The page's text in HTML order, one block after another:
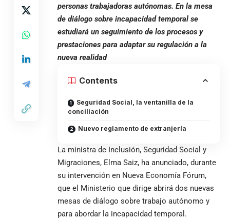
personas trabajadoras autónomas. En la mesa
de diálogo sobre incapacidad temporal se
estudiará un seguimiento de los procesos y
prestaciones para adaptar su regulación a la
nueva realidad
Contents
Seguridad Social, la ventanilla de la
conciliación
Nuevo reglamento de extranjería
La ministra de Inclusión, Seguridad Social y
Migraciones, Elma Saiz, ha anunciado, durante
su intervención en Nueva Economía Fórum,
que el Ministerio que dirige abrirá dos nuevas
mesas de diálogo sobre trabajo autónomo y
para abordar la incapacidad temporal.